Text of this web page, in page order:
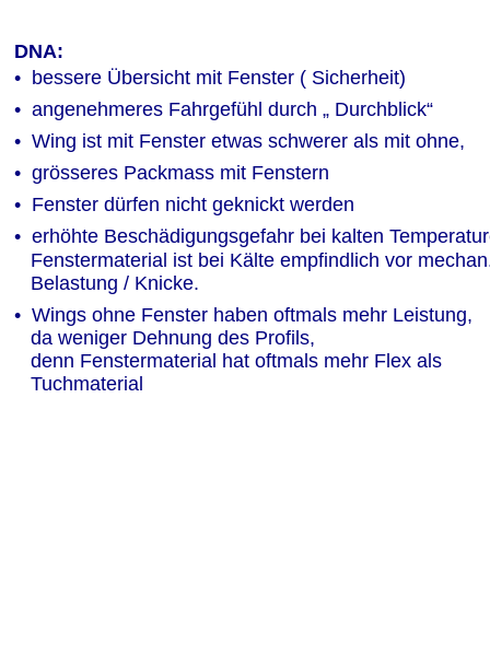
DNA:
•  bessere Übersicht mit Fenster ( Sicherheit)
•  angenehmeres Fahrgefühl durch „ Durchblick“
•  Wing ist mit Fenster etwas schwerer als mit ohne,
•  grösseres Packmass mit Fenstern
•  Fenster dürfen nicht geknickt werden
•  erhöhte Beschädigungsgefahr bei kalten
Fenstermaterial ist bei Kälte empfindlich vor
   Belastung / Knicke.
•  Wings ohne Fenster haben oftmals mehr Leistung,
   da weniger Dehnung des Profils,
   denn Fenstermaterial hat oftmals mehr Flex als
   Tuchmaterial